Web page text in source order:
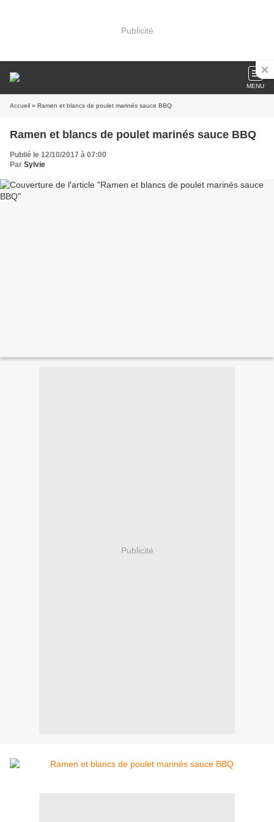
Publicité
MENU
Accueil » Ramen et blancs de poulet marinés sauce BBQ
Ramen et blancs de poulet marinés sauce BBQ
Publié le 12/10/2017 à 07:00
Par Sylvie
Publicité